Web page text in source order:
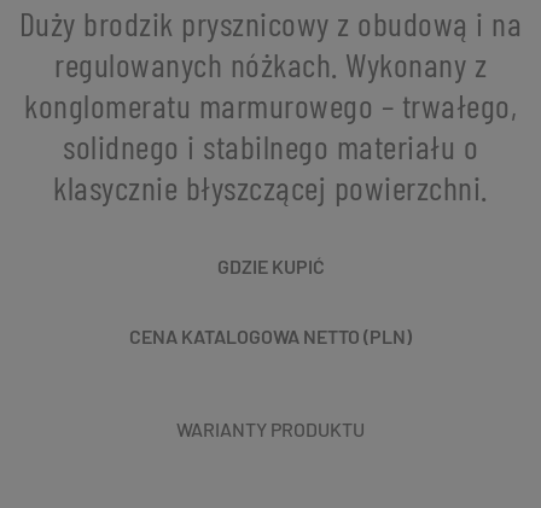
Duży brodzik prysznicowy z obudową i na
regulowanych nóżkach. Wykonany z
konglomeratu marmurowego – trwałego,
solidnego i stabilnego materiału o
klasycznie błyszczącej powierzchni.
GDZIE KUPIĆ
CENA KATALOGOWA NETTO (PLN)
WARIANTY PRODUKTU